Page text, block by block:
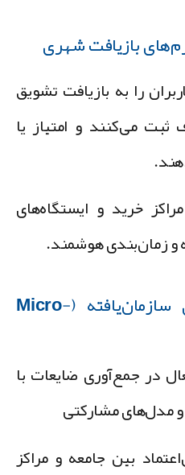
را به بازیافت تشویق
می‌کنند و امتیاز یا
خرید و ایستگاه‌های
زمان‌بندی هوشمند.
۲. خرده‌جمع‌آورهای سازمان‌یافته (Micro-
جمع‌آوری ضایعات با
مشارکتی
بین جامعه و مراکز